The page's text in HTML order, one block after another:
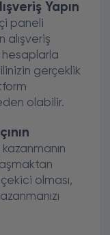
Yapın
paneli
alışveriş
gerçeklik
olabilir.
olması,